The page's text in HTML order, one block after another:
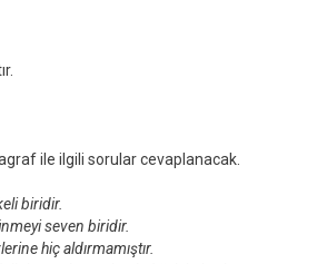
ile ilgili sorular cevaplanacak.
biridir.
seven biridir.
hiç aldırmamıştır.